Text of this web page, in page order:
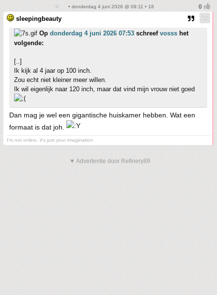
• donderdag 4 juni 2026 @ 09:11 • 18
sleepingbeauty
Op donderdag 4 juni 2026 07:53 schreef vosss het
volgende:
[..]
Ik kijk al 4 jaar op 100 inch.
Zou echt niet kleiner meer willen.
Ik wil eigenlijk naar 120 inch, maar dat vind mijn vrouw niet goed
Dan mag je wel een gigantische huiskamer hebben. Wat een
formaat is dat joh.
I'm not online, it's just your imagination
▼ Advertentie door Refinery89